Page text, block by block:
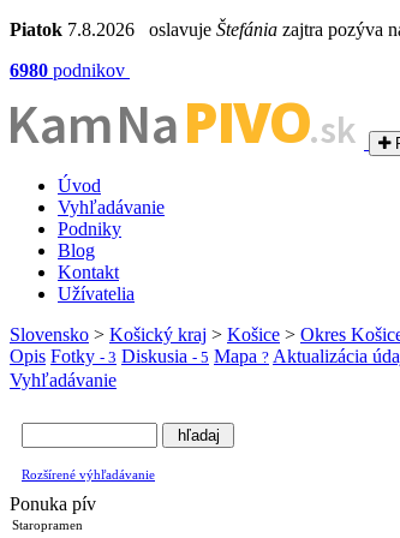
Piatok 7.8.2026 oslavuje Štefánia zajtra pozýva
6980 podnikov
Kam NaPIVO.sk
Úvod
Vyhľadávanie
Podniky
Blog
Kontakt
Užívatelia
Slovensko > Košický kraj > Košice > Okres
Opis Fotky - 3 Diskusia - 5 Mapa ? Aktualizácia
Vyhľadávanie
Rozšírené výhľadávanie
Ponuka pív
Staropramen